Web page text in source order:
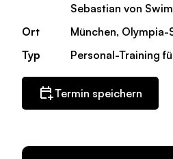
Sebastian von
Ort
München,
Typ
Personal-Training
Termin speichern